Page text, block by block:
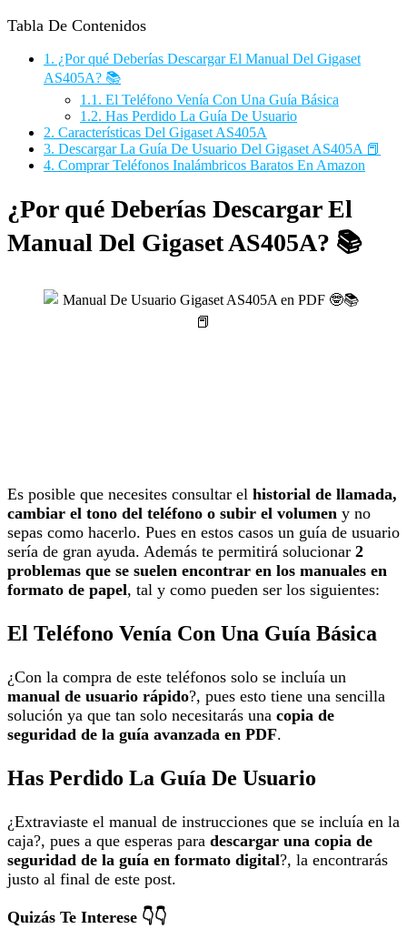
Tabla De Contenidos
1. ¿Por qué Deberías Descargar El Manual Del Gigaset
AS405A? 📚
1.1. El Teléfono Venía Con Una Guía Básica
1.2. Has Perdido La Guía De Usuario
2. Características Del Gigaset AS405A
3. Descargar La Guía De Usuario Del Gigaset AS405A 📕
4. Comprar Teléfonos Inalámbricos Baratos En Amazon
¿Por qué Deberías Descargar El
Manual Del Gigaset AS405A? 📚
Es posible que necesites consultar el historial de llamada,
cambiar el tono del teléfono o subir el volumen y no
sepas como hacerlo. Pues en estos casos un guía de usuario
sería de gran ayuda. Además te permitirá solucionar 2
problemas que se suelen encontrar en los manuales en
formato de papel, tal y como pueden ser los siguientes:
El Teléfono Venía Con Una Guía Básica
¿Con la compra de este teléfonos solo se incluía un
manual de usuario rápido?, pues esto tiene una sencilla
solución ya que tan solo necesitarás una copia de
seguridad de la guía avanzada en PDF.
Has Perdido La Guía De Usuario
¿Extraviaste el manual de instrucciones que se incluía en la
caja?, pues a que esperas para descargar una copia de
seguridad de la guía en formato digital?, la encontrarás
justo al final de este post.
Quizás Te Interese 👇👇